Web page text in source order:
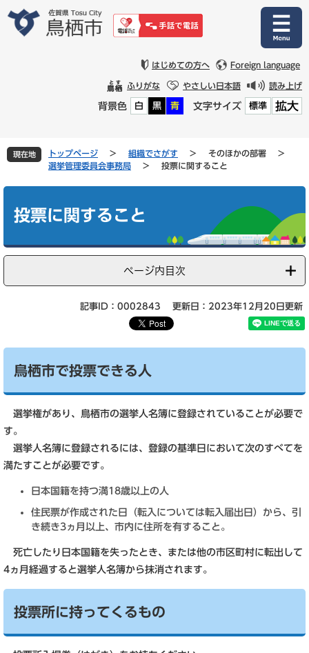
文
はじめての方へ Foreign language
ふりがな やさしい日本語 読み上げ
背景色 白 黒 青 文字サイズ 標準 拡大
現在地 トップページ > 組織でさがす > そのほかの部署
>
選挙管理委員会事務局
> 投票に関すること
投票に関すること
ページ内目次
記事ID：0002843 更新日：2023年12月20日更新
鳥栖市で投票できる人
選挙権があり、鳥栖市の選挙人名簿に登録されていることが必要で
す。
選挙人名簿に登録されるには、登録の基準日において次のすべてを
満たすことが必要です。
日本国籍を持つ満18歳以上の人
住民票が作成された日（転入については転入届出日）から、引
き続き3ヵ月以上、市内に住所を有すること。
死亡したり日本国籍を失ったとき、または他の市区町村に転出して
4ヵ月経過すると選挙人名簿から抹消されます。
投票所に持ってくるもの